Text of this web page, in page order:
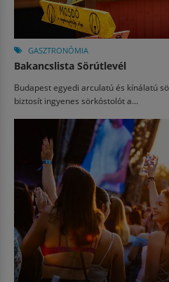
GASZTRONÓMIA
Bakancslista Sörútlevél
Budapest egyedi arculatú és kínálatú
biztosít ingyenes sörkóstolót a...